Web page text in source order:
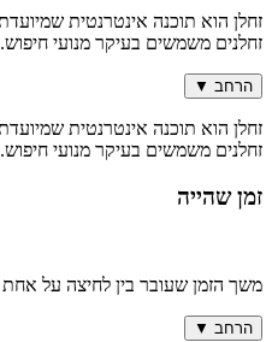
זחלן הוא תוכנה אינטרנטית
זחלנים משמשים בעיקר מנועי חיפוש.
הרחב ▼
זחלן הוא תוכנה אינטרנטית
זחלנים משמשים בעיקר מנועי חיפוש.
זמן שהייה
משך הזמן שעובר בין לחיצה על
הרחב ▼